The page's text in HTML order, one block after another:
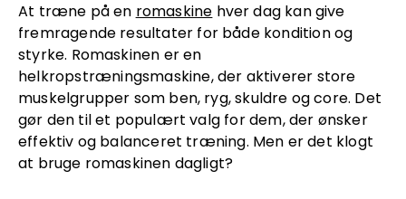
At træne på en romaskine hver dag kan give
fremragende resultater for både kondition og
styrke. Romaskinen er en
helkropstræningsmaskine, der aktiverer store
muskelgrupper som ben, ryg, skuldre og core. Det
gør den til et populært valg for dem, der ønsker
effektiv og balanceret træning. Men er det klogt
at bruge romaskinen dagligt?